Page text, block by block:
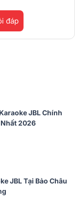
đáp
JBL Chính
Nhất 2026
JBL Tại Bảo Châu